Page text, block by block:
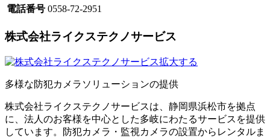
電話番号 0558-72-2951
株式会社ライクステクノサービス
拡大する
多様な防犯カメラソリューションの提供
株式会社ライクステクノサービスは、静岡県浜松市を拠点
に、法人のお客様を中心とした多岐にわたるサービスを提供
しています。​防犯カメラ・監視カメラの設置からレンタルま